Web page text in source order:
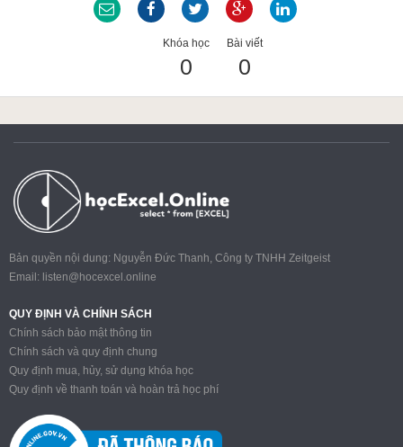
Google Sheet
MOS
Power BI
Khóa học
0
Bài viết
0
Bản quyền nội dung: Nguyễn Đức Thanh, Công ty TNHH Zeitgeist
Email: listen@hocexcel.online
QUY ĐỊNH VÀ CHÍNH SÁCH
Chính sách bảo mật thông tin
Chính sách và quy định chung
Quy định mua, hủy, sử dụng khóa học
Quy định về thanh toán và hoàn trả học phí